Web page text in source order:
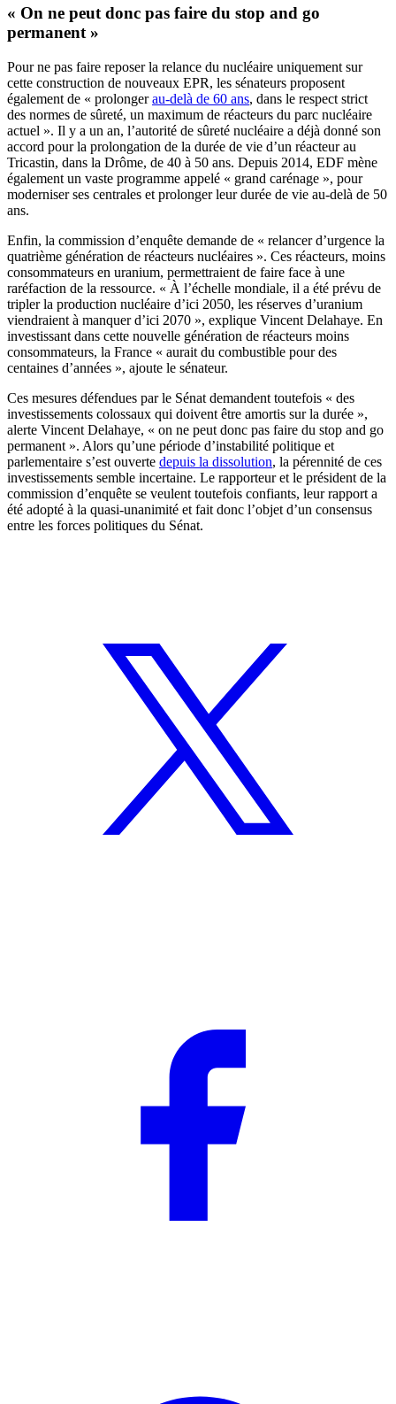
« On ne peut donc pas faire du stop and go
permanent »
Pour ne pas faire reposer la relance du nucléaire uniquement sur
cette construction de nouveaux EPR, les sénateurs proposent
également de « prolongerau-delà de 60 ans, dans le respect strict
des normes de sûreté, un maximum de réacteurs du parc nucléaire
actuel ». Il y a un an, l’autorité de sûreté nucléaire a déjà donné son
accord pour la prolongation de la durée de vie d’un réacteur au
Tricastin, dans la Drôme, de 40 à 50 ans. Depuis 2014, EDF mène
également un vaste programme appelé « grand carénage », pour
moderniser ses centrales et prolonger leur durée de vie au-delà de 50
ans.
Enfin, la commission d’enquête demande de « relancer d’urgence la
quatrième génération de réacteurs nucléaires ». Ces réacteurs, moins
consommateurs en uranium, permettraient de faire face à une
raréfaction de la ressource. « À l’échelle mondiale, il a été prévu de
tripler la production nucléaire d’ici 2050, les réserves d’uranium
viendraient à manquer d’ici 2070 », explique Vincent Delahaye. En
investissant dans cette nouvelle génération de réacteurs moins
consommateurs, la France « aurait du combustible pour des
centaines d’années », ajoute le sénateur.
Ces mesures défendues par le Sénat demandent toutefois « des
investissements colossaux qui doivent être amortis sur la durée »,
alerte Vincent Delahaye, « on ne peut donc pas faire du stop and go
permanent ». Alors qu’une période d’instabilité politique et
parlementaire s’est ouverte depuis la dissolution, la pérennité de ces
investissements semble incertaine. Le rapporteur et le président de la
commission d’enquête se veulent toutefois confiants, leur rapport a
été adopté à la quasi-unanimité et fait donc l’objet d’un consensus
entre les forces politiques du Sénat.